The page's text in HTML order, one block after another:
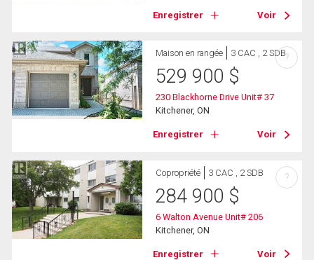
Enregistrer Voir
Maison en rangée 3 CAC , 2 SDB
529 900 $
230 Blackhorne Drive Unit# 37
Kitchener, ON
Enregistrer Voir
?
Copropriété 3 CAC , 2 SDB
284 900 $
6 Walton Avenue Unit# 206
Kitchener, ON
Enregistrer Voir
?